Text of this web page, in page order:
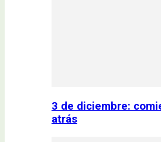
3 de diciembre:
atrás